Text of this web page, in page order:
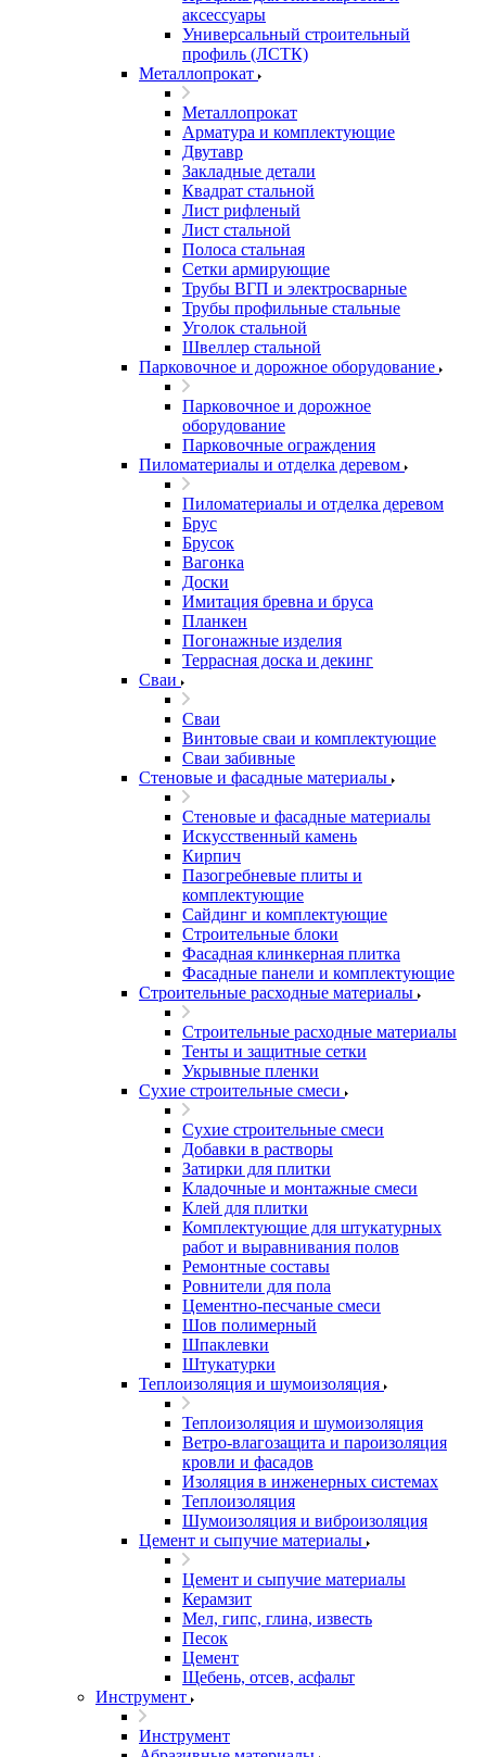
аксессуары
Универсальный строительный
профиль (ЛСТК)
Металлопрокат
Металлопрокат
Арматура и комплектующие
Двутавр
Закладные детали
Квадрат стальной
Лист рифленый
Лист стальной
Полоса стальная
Сетки армирующие
Трубы ВГП и электросварные
Трубы профильные стальные
Уголок стальной
Швеллер стальной
Парковочное и дорожное оборудование
Парковочное и дорожное
оборудование
Парковочные ограждения
Пиломатериалы и отделка деревом
Пиломатериалы и отделка деревом
Брус
Брусок
Вагонка
Доски
Имитация бревна и бруса
Планкен
Погонажные изделия
Террасная доска и декинг
Сваи
Сваи
Винтовые сваи и комплектующие
Сваи забивные
Стеновые и фасадные материалы
Стеновые и фасадные материалы
Искусственный камень
Кирпич
Пазогребневые плиты и
комплектующие
Сайдинг и комплектующие
Строительные блоки
Фасадная клинкерная плитка
Фасадные панели и комплектующие
Строительные расходные материалы
Строительные расходные материалы
Тенты и защитные сетки
Укрывные пленки
Сухие строительные смеси
Сухие строительные смеси
Добавки в растворы
Затирки для плитки
Кладочные и монтажные смеси
Клей для плитки
Комплектующие для штукатурных
работ и выравнивания полов
Ремонтные составы
Ровнители для пола
Цементно-песчаные смеси
Шов полимерный
Шпаклевки
Штукатурки
Теплоизоляция и шумоизоляция
Теплоизоляция и шумоизоляция
Ветро-влагозащита и пароизоляция
кровли и фасадов
Изоляция в инженерных системах
Теплоизоляция
Шумоизоляция и виброизоляция
Цемент и сыпучие материалы
Цемент и сыпучие материалы
Керамзит
Мел, гипс, глина, известь
Песок
Цемент
Щебень, отсев, асфальт
Инструмент
Инструмент